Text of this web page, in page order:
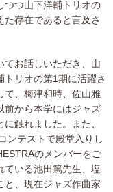
つつ山下洋輔トリオの
存在であると言及さ
てお話しいただき、山
リオの第1期に活躍さ
て、梅津和時、佐山雅
前から本学にはジャズ
触れました。また、
ンテストで殿堂入りし
のメンバーをご
ている池田篤先生、塩
と、現在ジャズ作曲家